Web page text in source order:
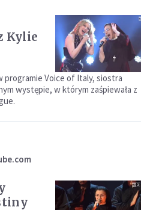
Kylie
programie Voice of Italy, siostra
występie, w którym zaśpiewała z